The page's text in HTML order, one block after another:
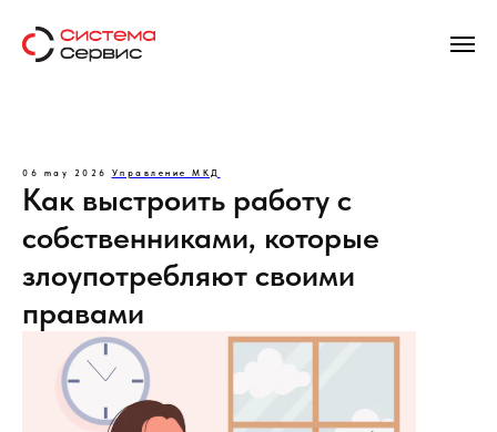
06 may 2026 Управление МКД
Как выстроить работу с
собственниками, которые
злоупотребляют своими
правами